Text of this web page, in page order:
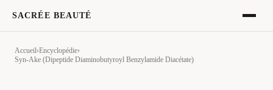
SACRÉE BEAUTÉ
Accueil›Encyclopédie›
Syn-Ake (Dipeptide Diaminobutyroyl Benzylamide Diacétate)